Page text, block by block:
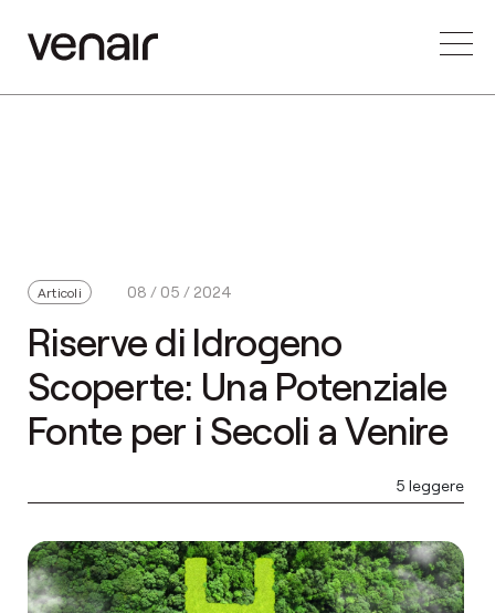
Articoli 08 / 05 / 2024
Riserve di Idrogeno
Scoperte: Una Potenziale
Fonte per i Secoli a Venire
5 leggere